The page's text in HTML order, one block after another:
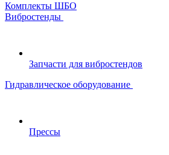
Комплекты ШБО
Вибростенды
Запчасти для вибростендов
Гидравлическое оборудование
Прессы